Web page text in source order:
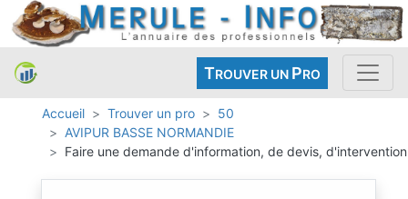
TROUVER UN PRO
Accueil Trouver un pro
50
AVIPUR BASSE NORMANDIE
Faire une demande d'information, de devis, d'intervention